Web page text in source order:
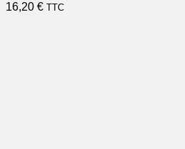
16,20 € TTC